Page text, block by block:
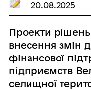
20.08.2025
Проекти
внесення змін
фінансової
підприємств
селищної